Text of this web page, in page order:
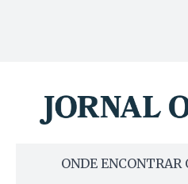
ONDE ENCONTRAR